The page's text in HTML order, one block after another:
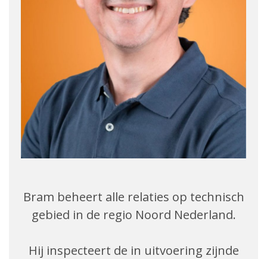
Bram beheert alle relaties op technisch
gebied in de regio Noord Nederland.
Hij inspecteert de in uitvoering zijnde